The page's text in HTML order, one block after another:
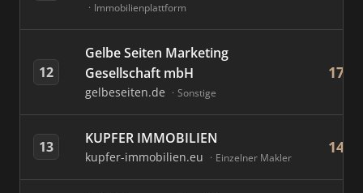
Immobilienplattform
12
Gelbe Seiten Marketing
Gesellschaft mbH
gelbeseiten.de Sonstige
174
13 KUPFER IMMOBILIEN
kupfer-immobilien.eu Einzelner Makler
146